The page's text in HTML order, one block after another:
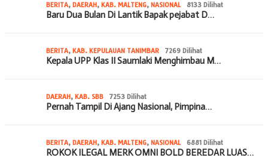
BERITA, DAERAH, KAB. MALTENG, NASIONAL 8133 Dilihat
Baru Dua Bulan Di Lantik Bapak pejabat D…
BERITA, KAB. KEPULAUAN TANIMBAR 7269 Dilihat
Kepala UPP Klas II Saumlaki Menghimbau M…
DAERAH, KAB. SBB 7253 Dilihat
Pernah Tampil Di Ajang Nasional, Pimpina…
BERITA, DAERAH, KAB. MALTENG, NASIONAL 6881 Dilihat
ROKOK ILEGAL MERK OMNI BOLD BEREDAR LUAS…